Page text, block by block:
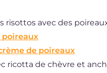
risottos avec des
poireaux
de poireaux
ricotta de chèvre et